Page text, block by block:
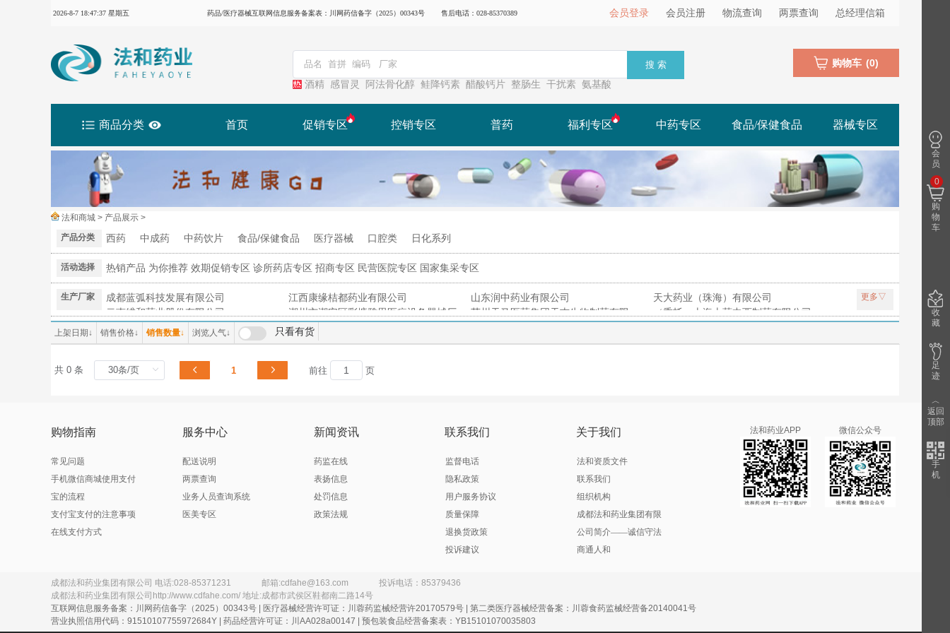
2026-8-7 18:47:37 星期五 药品/医疗器械互联网信息服务备案表：川网药信备字（2025）00343号 售后电话：028-85370389 会员登录 会员注册 物流查询 两票查询 总经理信箱
酒精 感冒灵 阿法骨化醇 鲑降钙素 醋酸钙片 整肠生 干扰素 氨基酸
搜 索 购物车 (0)
商品分类 首页 促销专区 控销专区 普药 福利专区 中药专区 食品/保健食品 器械专区
法和商城 > 产品展示 >
产品分类
西药 中成药 中药饮片 食品/保健食品 医疗器械 口腔类 日化系列
活动选择 热销产品 为你推荐 效期促销专区 诊所药店专区 招商专区 民营医院专区 国家集采专区
生产厂家 成都蓝弧科技发展有限公司 江西康缘桔都药业有限公司 山东润中药业有限公司
天大药业（珠海）有限公司
云南维和药业股份有限公司
潮州市潮安区彩塘雅思医疗设备器械厂
（原河南省宛西制药股份有限公司
|上海灯泡三厂
3M日本有限公司（代理人:明尼苏达矿业制造（上海）国际贸易有限公司）
3M中国有限公司 3M中国有限公司（实际生产企业：上海西西艾尔启东日用化学品有限公司
3M中国有限公司委托生产企业：上海西西艾尔启东日用化学品有限公司）
A.Menarini.Manufacturing Logistics and Seryices S.r.l
aaaa100
Becton， Dickinso and Company
Boehringer Ingelheim Pharma GmbH ＆CO.KG Chiesi Farmaceutici S.P.A
Dr. Falk Pharma GmbH
Dr.Falk Pharma GmbH
Dr.Willmar Schwabe Gmbh Dr.Willmar Schwabe Gmbh
Dr.WillmarSchwabeGmbh
Ethicon. LLC爱惜康有限责任公司（代理人：强生（上海）医疗器材有限公司） Famar SA
Fresenius Kabi Austria Gm
GE HEALTHCARE AS
Gedeon Richter Plc
Glaxo Operations UK Limited Glaxo Wellcome ,S.A
Glaxo Wellcome Production
Glaxo Wellcome.S.A
Glaxo.Wellcome Production/法国
HAWO GmbH（德国合福公司
HISAMITSU PHARMACEUTICAL CO.，INC.，Tosu plant
Janssen Pharmaceutica N.V.（分包装：上海强生制药有限公司
Johnson Johnson Internationalc
JohnsonJohnsonInternationalc/o
Kowa Company.Ltd.Fuji Factor Kremers Urban Pharmaceuticals Lnc.
Laboratoires.GALDERMA
LEO Laboratories Ltd./
LES LABORATOIRES SERVIER INDUSTRIE Lilly del Caribe .Inc.
更多▽
上架日期 ↓ 销售价格↓ 销售数量↓ 浏览人气↓ 只看有货
共 0 条 1 前往 页
购物指南 服务中心 新闻资讯 联系我们 关于我们
常见问题
手机微信商城使用支付
宝的流程
支付宝支付的注意事项
在线支付方式
配送说明
两票查询
业务人员查询系统
医美专区
药监在线
表扬信息
处罚信息
政策法规
监督电话
隐私政策
用户服务协议
质量保障
退换货政策
投诉建议
法和资质文件
联系我们
组织机构
成都法和药业集团有限
公司简介——诚信守法
商通人和
法和药业APP 微信公众号
成都法和药业集团有限公司 电话:028-85371231 邮箱:cdfahe@163.com
投诉电话：85379436
成都法和药业集团有限公司 http://www.cdfahe.com/ 地址:成都市武侯区鞋都南二路14号
互联网信息服务备案：川网药信备字（2025）00343号 | 医疗器械经营许可证：川蓉药监械经营许20170579号 | 第二类医疗器械经营备案：川蓉食药监械经营备20140041号
营业执照信用代码：91510107755972684Y | 药品经营许可证：川AA028a00147 | 预包装食品经营备案表：YB15101070035803
会
员
购
物
车
0
收
藏
足
迹
︿
返回
顶部
手
机